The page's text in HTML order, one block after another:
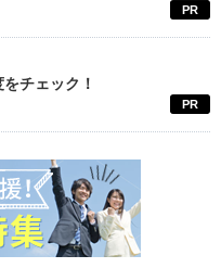
PR
チェック！
PR